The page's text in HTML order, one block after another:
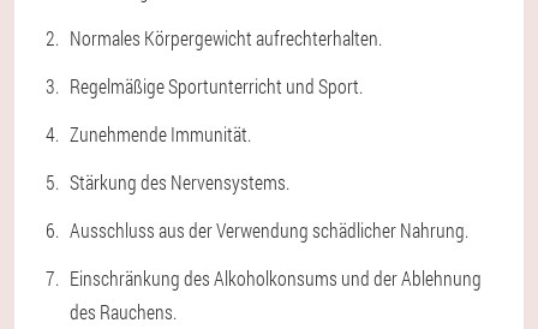
Normales Körpergewicht aufrechterhalten.
Regelmäßige Sportunterricht und Sport.
Zunehmende Immunität.
Stärkung des Nervensystems.
Ausschluss aus der Verwendung schädlicher Nahrung.
Einschränkung des Alkoholkonsums und der Ablehnung
des Rauchens.